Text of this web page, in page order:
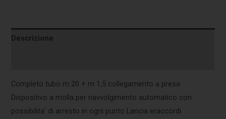
Descrizione
Completo tubo m 20 + m 1,5 collegamento a presa
Dispositivo a molla per riavvolgimento automatico con
possibilita’ di arresto in ogni punto Lancia eraccordi